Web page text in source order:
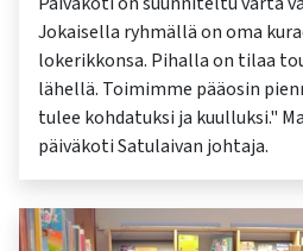
Jokaisella ryhmällä on oma
lokerikkonsa. Pihalla on tilaa
lähellä. Toimimme pääosin
tulee kohdatuksi ja kuulluksi."
päiväkoti Satulaivan johtaja.